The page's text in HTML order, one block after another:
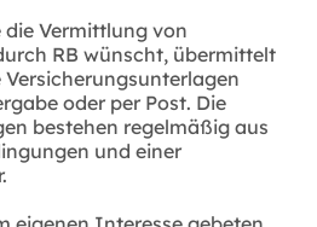
die Vermittlung von
RB wünscht, übermittelt
Versicherungsunterlagen
oder per Post. Die
bestehen regelmäßig aus
und einer